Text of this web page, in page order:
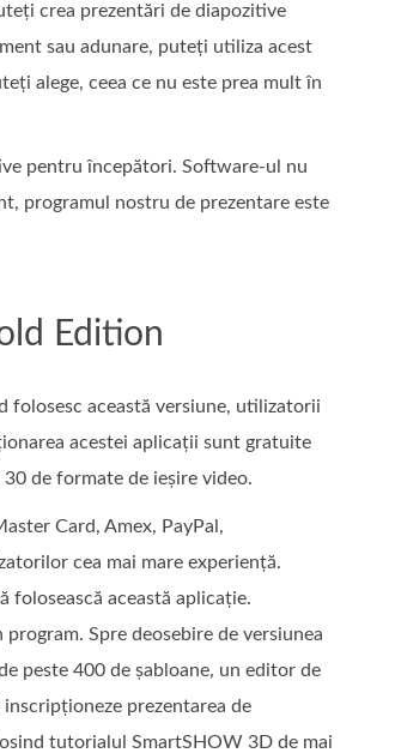
crea prezentări de diapozitive
sau adunare, puteți utiliza acest
alege, ceea ce nu este prea mult în
pentru începători. Software-ul nu
programul nostru de prezentare este
Edition
folosesc această versiune, utilizatorii
acestei aplicații sunt gratuite
de formate de ieșire video.
Card, Amex, PayPal,
cea mai mare experiență.
această aplicație.
Spre deosebire de versiunea
peste 400 de șabloane, un editor de
prezentarea de
tutorialul SmartSHOW 3D de mai